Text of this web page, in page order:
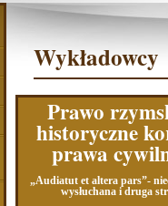
Wykładowcy
Prawo
historyczne
prawa
„Audiatut et altera pars”-
wysłuchana i druga